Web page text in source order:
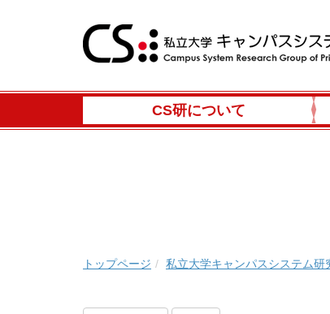
CS研について
トップページ 私立大学キャンパスシステム研